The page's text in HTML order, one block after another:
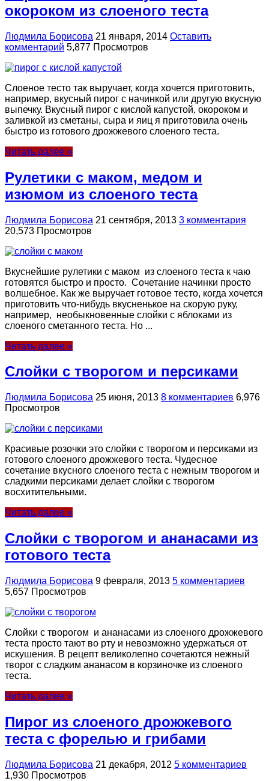
окороком из слоеного теста
Людмила Борисова 21 января, 2014 Оставить
комментарий 5,877 Просмотров
Слоеное тесто так выручает, когда хочется приготовить,
например, вкусный пирог с начинкой или другую вкусную
выпечку. Вкусный пирог с кислой капустой, окороком и
заливкой из сметаны, сыра и яиц я приготовила очень
быстро из готового дрожжевого слоеного теста.
Читать далее »
Рулетики с маком, медом и
изюмом из слоеного теста
Людмила Борисова 21 сентября, 2013 3 комментария
20,573 Просмотров
Вкуснейшие рулетики с маком из слоеного теста к чаю
готовятся быстро и просто. Сочетание начинки просто
волшебное. Как же выручает готовое тесто, когда хочется
приготовить что-нибудь вкусненькое на скорую руку,
например, необыкновенные слoйки с яблоками из
слоеного сметанного теста. Но ...
Читать далее »
Слойки с творогом и персиками
Людмила Борисова 25 июня, 2013 8 комментариев 6,976
Просмотров
Красивые розочки это слойки с творогом и персиками из
готового слоеного дрожжевого теста. Чудесное
сочетание вкусного слоеного теста с нежным творогом и
сладкими персиками делает слойки с творогом
восхитительными.
Читать далее »
Слойки с творогом и ананасами из
готового теста
Людмила Борисова 9 февраля, 2013 5 комментариев
5,657 Просмотров
Слойки с творогом и ананасами из слоеного дрожжевого
теста просто тают во рту и невозможно удержаться от
искушения. В рецепт великолепно сочетаются нежный
творог с сладким ананасом в корзиночке из слоеного
теста.
Читать далее »
Пирог из слоеного дрожжевого
теста с форелью и грибами
Людмила Борисова 21 декабря, 2012 5 комментариев
1,930 Просмотров